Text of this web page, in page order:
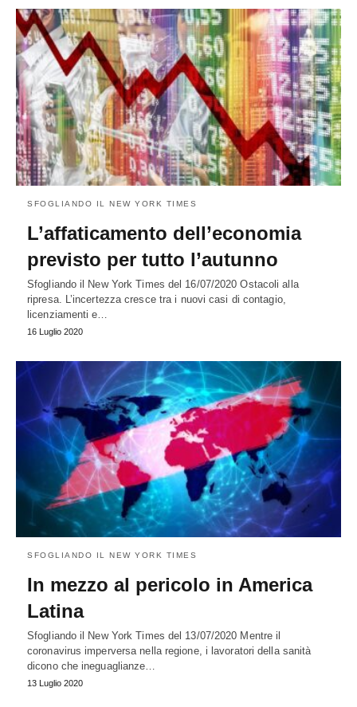
SFOGLIANDO IL NEW YORK TIMES
L’affaticamento dell’economia
previsto per tutto l’autunno
Sfogliando il New York Times del 16/07/2020 Ostacoli alla
ripresa. L’incertezza cresce tra i nuovi casi di contagio,
licenziamenti e…
16 Luglio 2020
SFOGLIANDO IL NEW YORK TIMES
In mezzo al pericolo in America
Latina
Sfogliando il New York Times del 13/07/2020 Mentre il
coronavirus imperversa nella regione, i lavoratori della sanità
dicono che ineguaglianze…
13 Luglio 2020